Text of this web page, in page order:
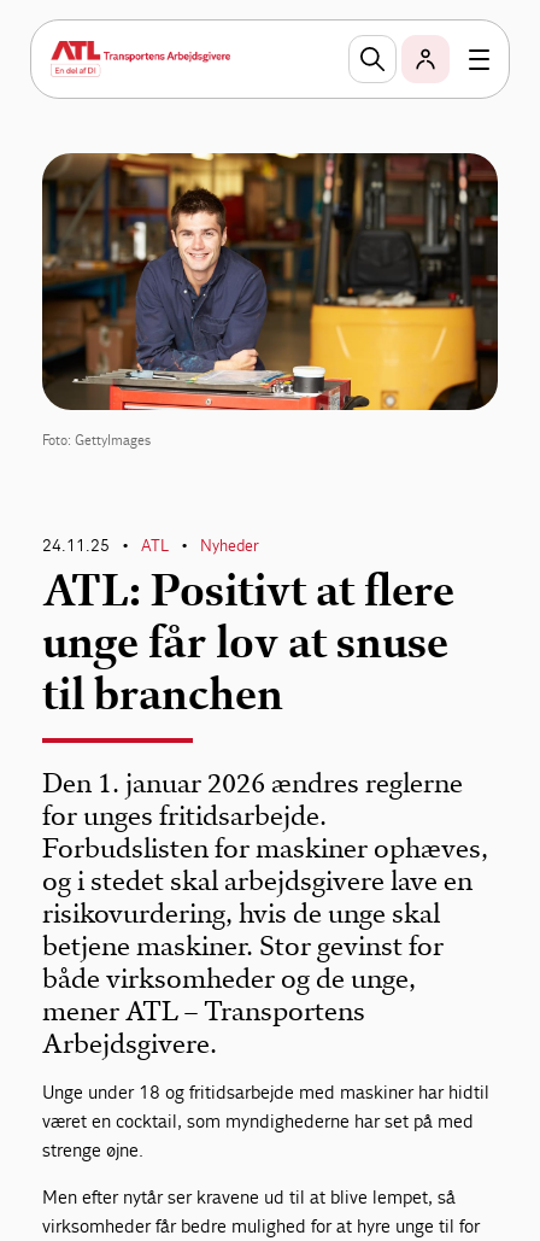
Foto: GettyImages
24.11.25 • ATL • Nyheder
ATL: Positivt at flere
unge får lov at snuse
til branchen
Den 1. januar 2026 ændres reglerne
for unges fritidsarbejde.
Forbudslisten for maskiner ophæves,
og i stedet skal arbejdsgivere lave en
risikovurdering, hvis de unge skal
betjene maskiner. Stor gevinst for
både virksomheder og de unge,
mener ATL – Transportens
Arbejdsgivere.
Unge under 18 og fritidsarbejde med maskiner har hidtil
været en cocktail, som myndighederne har set på med
strenge øjne.
Men efter nytår ser kravene ud til at blive lempet, så
virksomheder får bedre mulighed for at hyre unge til for